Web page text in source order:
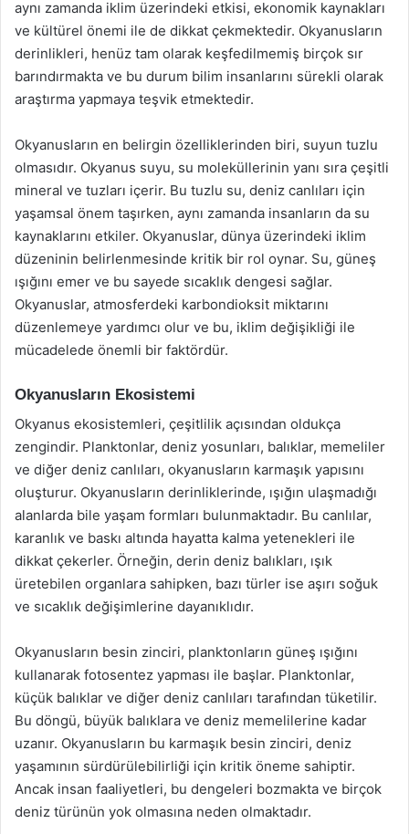
aynı zamanda iklim üzerindeki etkisi, ekonomik kaynakları
ve kültürel önemi ile de dikkat çekmektedir. Okyanusların
derinlikleri, henüz tam olarak keşfedilmemiş birçok sır
barındırmakta ve bu durum bilim insanlarını sürekli olarak
araştırma yapmaya teşvik etmektedir.
Okyanusların en belirgin özelliklerinden biri, suyun tuzlu
olmasıdır. Okyanus suyu, su moleküllerinin yanı sıra çeşitli
mineral ve tuzları içerir. Bu tuzlu su, deniz canlıları için
yaşamsal önem taşırken, aynı zamanda insanların da su
kaynaklarını etkiler. Okyanuslar, dünya üzerindeki iklim
düzeninin belirlenmesinde kritik bir rol oynar. Su, güneş
ışığını emer ve bu sayede sıcaklık dengesi sağlar.
Okyanuslar, atmosferdeki karbondioksit miktarını
düzenlemeye yardımcı olur ve bu, iklim değişikliği ile
mücadelede önemli bir faktördür.
Okyanusların Ekosistemi
Okyanus ekosistemleri, çeşitlilik açısından oldukça
zengindir. Planktonlar, deniz yosunları, balıklar, memeliler
ve diğer deniz canlıları, okyanusların karmaşık yapısını
oluşturur. Okyanusların derinliklerinde, ışığın ulaşmadığı
alanlarda bile yaşam formları bulunmaktadır. Bu canlılar,
karanlık ve baskı altında hayatta kalma yetenekleri ile
dikkat çekerler. Örneğin, derin deniz balıkları, ışık
üretebilen organlara sahipken, bazı türler ise aşırı soğuk
ve sıcaklık değişimlerine dayanıklıdır.
Okyanusların besin zinciri, planktonların güneş ışığını
kullanarak fotosentez yapması ile başlar. Planktonlar,
küçük balıklar ve diğer deniz canlıları tarafından tüketilir.
Bu döngü, büyük balıklara ve deniz memelilerine kadar
uzanır. Okyanusların bu karmaşık besin zinciri, deniz
yaşamının sürdürülebilirliği için kritik öneme sahiptir.
Ancak insan faaliyetleri, bu dengeleri bozmakta ve birçok
deniz türünün yok olmasına neden olmaktadır.